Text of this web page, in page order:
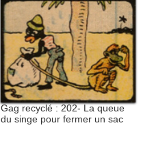
Gag recyclé : 202- La queue
du singe pour fermer un sac